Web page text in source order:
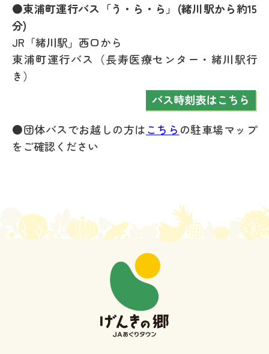
●東浦町運行バス「う・ら・ら」(緒川駅から約15
分)
JR「緒川駅」西口から
東浦町運行バス（長寿医療センター・緒川駅行
き）
●団体バスでお越しの方はこちら の駐車場マップ
をご確認ください